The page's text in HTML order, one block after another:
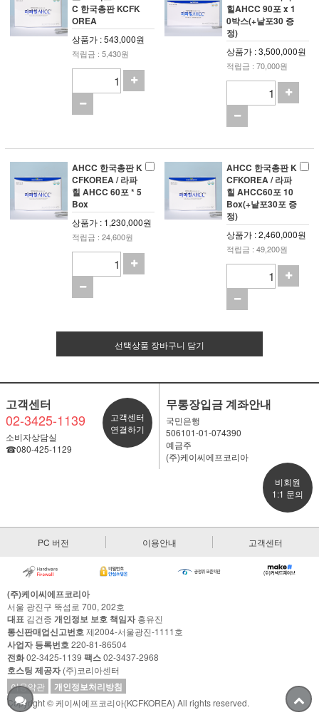
C 한국총판 KCFK
OREA
상품가 : 543,000원
적립금 : 5,430원
힐AHCC 90포 x 1
0박스(+낱포30 증
정)
상품가 : 3,500,000원
적립금 : 70,000원
AHCC 한국총판 K
CFKOREA / 라파
힐 AHCC 60포 * 5
Box
상품가 : 1,230,000원
적립금 : 24,600원
AHCC 한국총판 K
CFKOREA / 라파
힐 AHCC60포 10
Box(+낱포30포 증
정)
상품가 : 2,460,000원
적립금 : 49,200원
선택상품 장바구니 담기
고객센터
02-3425-1139
소비자상담실
☎080-425-1129
고객센터
연결하기
무통장입금 계좌안내
국민은행
506101-01-074390
예금주
(주)케이씨에프코리아
비회원
1:1 문의
PC 버전 이용안내 고객센터
(주)케이씨에프코리아
서울 광진구 뚝섬로 700, 202호
대표 김건종 개인정보 보호 책임자홍유진
통신판매업신고번호제2004-서울광진-1111호
사업자 등록번호220-81-86504
전화02-3425-1139 팩스02-3437-2968
호스팅 제공자(주)코리아센터
이용약관
개인정보처리방침
Copyright © 케이씨에프코리아(KCFKOREA) All rights reserved.